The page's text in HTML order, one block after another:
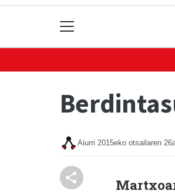
Aiurri 2015eko otsailaren